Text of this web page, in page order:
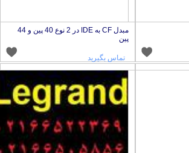
مبدل CF به IDE در 2 نوع 40 پین و 44
پین
تماس بگیرید